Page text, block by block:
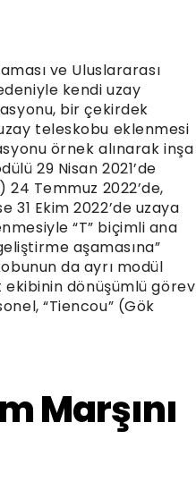
ve Uluslararası
kendi uzay
bir çekirdek
teleskobu eklenmesi
örnek alınarak inşa
29 Nisan 2021’de
24 Temmuz 2022’de,
Ekim 2022’de uzaya
“T” biçimli ana
aşamasına”
da ayrı modül
dönüşümlü görev
“Tiencou” (Gök